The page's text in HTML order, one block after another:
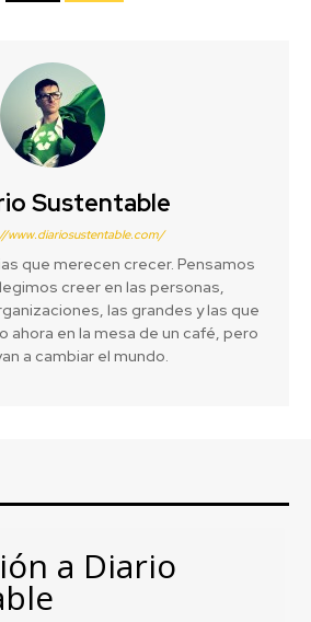
Sustentable
www.diariosustentable.com/
que merecen crecer. Pensamos
creer en las personas,
las grandes y las que
ahora en la mesa de un café, pero
a cambiar el mundo.
a Diario